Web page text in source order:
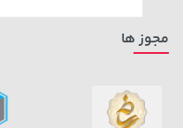
مجوز ها